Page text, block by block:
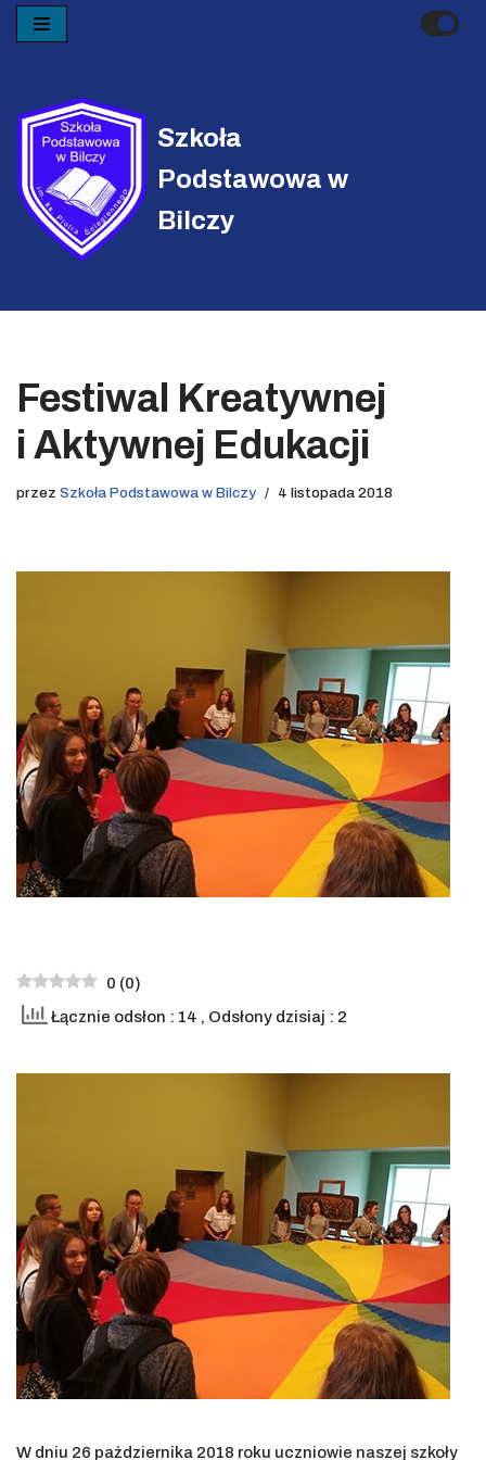
treści
Szkoła
Podstawowa w
Bilczy
Festiwal Kreatywnej
i Aktywnej Edukacji
przez Szkoła Podstawowa w Bilczy 4 listopada 2018
0 (0)
Łącznie odsłon : 14 , Odsłony dzisiaj : 2
W dniu 26 października 2018 roku uczniowie naszej szkoły